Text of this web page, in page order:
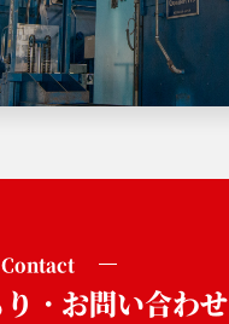
・お問い合わせ